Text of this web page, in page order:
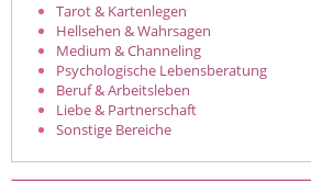
Tarot & Kartenlegen
Hellsehen & Wahrsagen
Medium & Channeling
Psychologische Lebensberatung
Beruf & Arbeitsleben
Liebe & Partnerschaft
Sonstige Bereiche